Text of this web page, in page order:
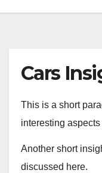
Cars
This is a short
interesting aspects
Another short
discussed here.